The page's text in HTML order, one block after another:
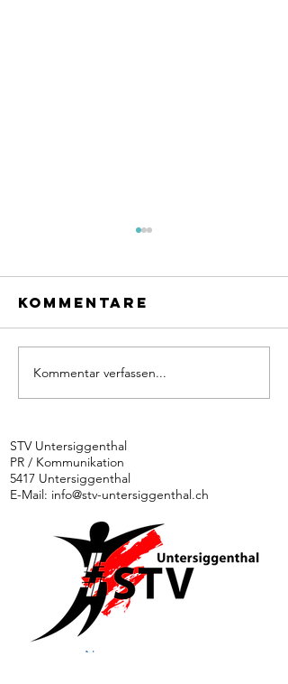
Aktivturnverein
Seengen
Kommentare
Kommentar verfassen...
STV Untersiggenthal
PR / Kommunikation
5417 Untersiggenthal
E-Mail: info@stv-untersiggenthal.ch
News